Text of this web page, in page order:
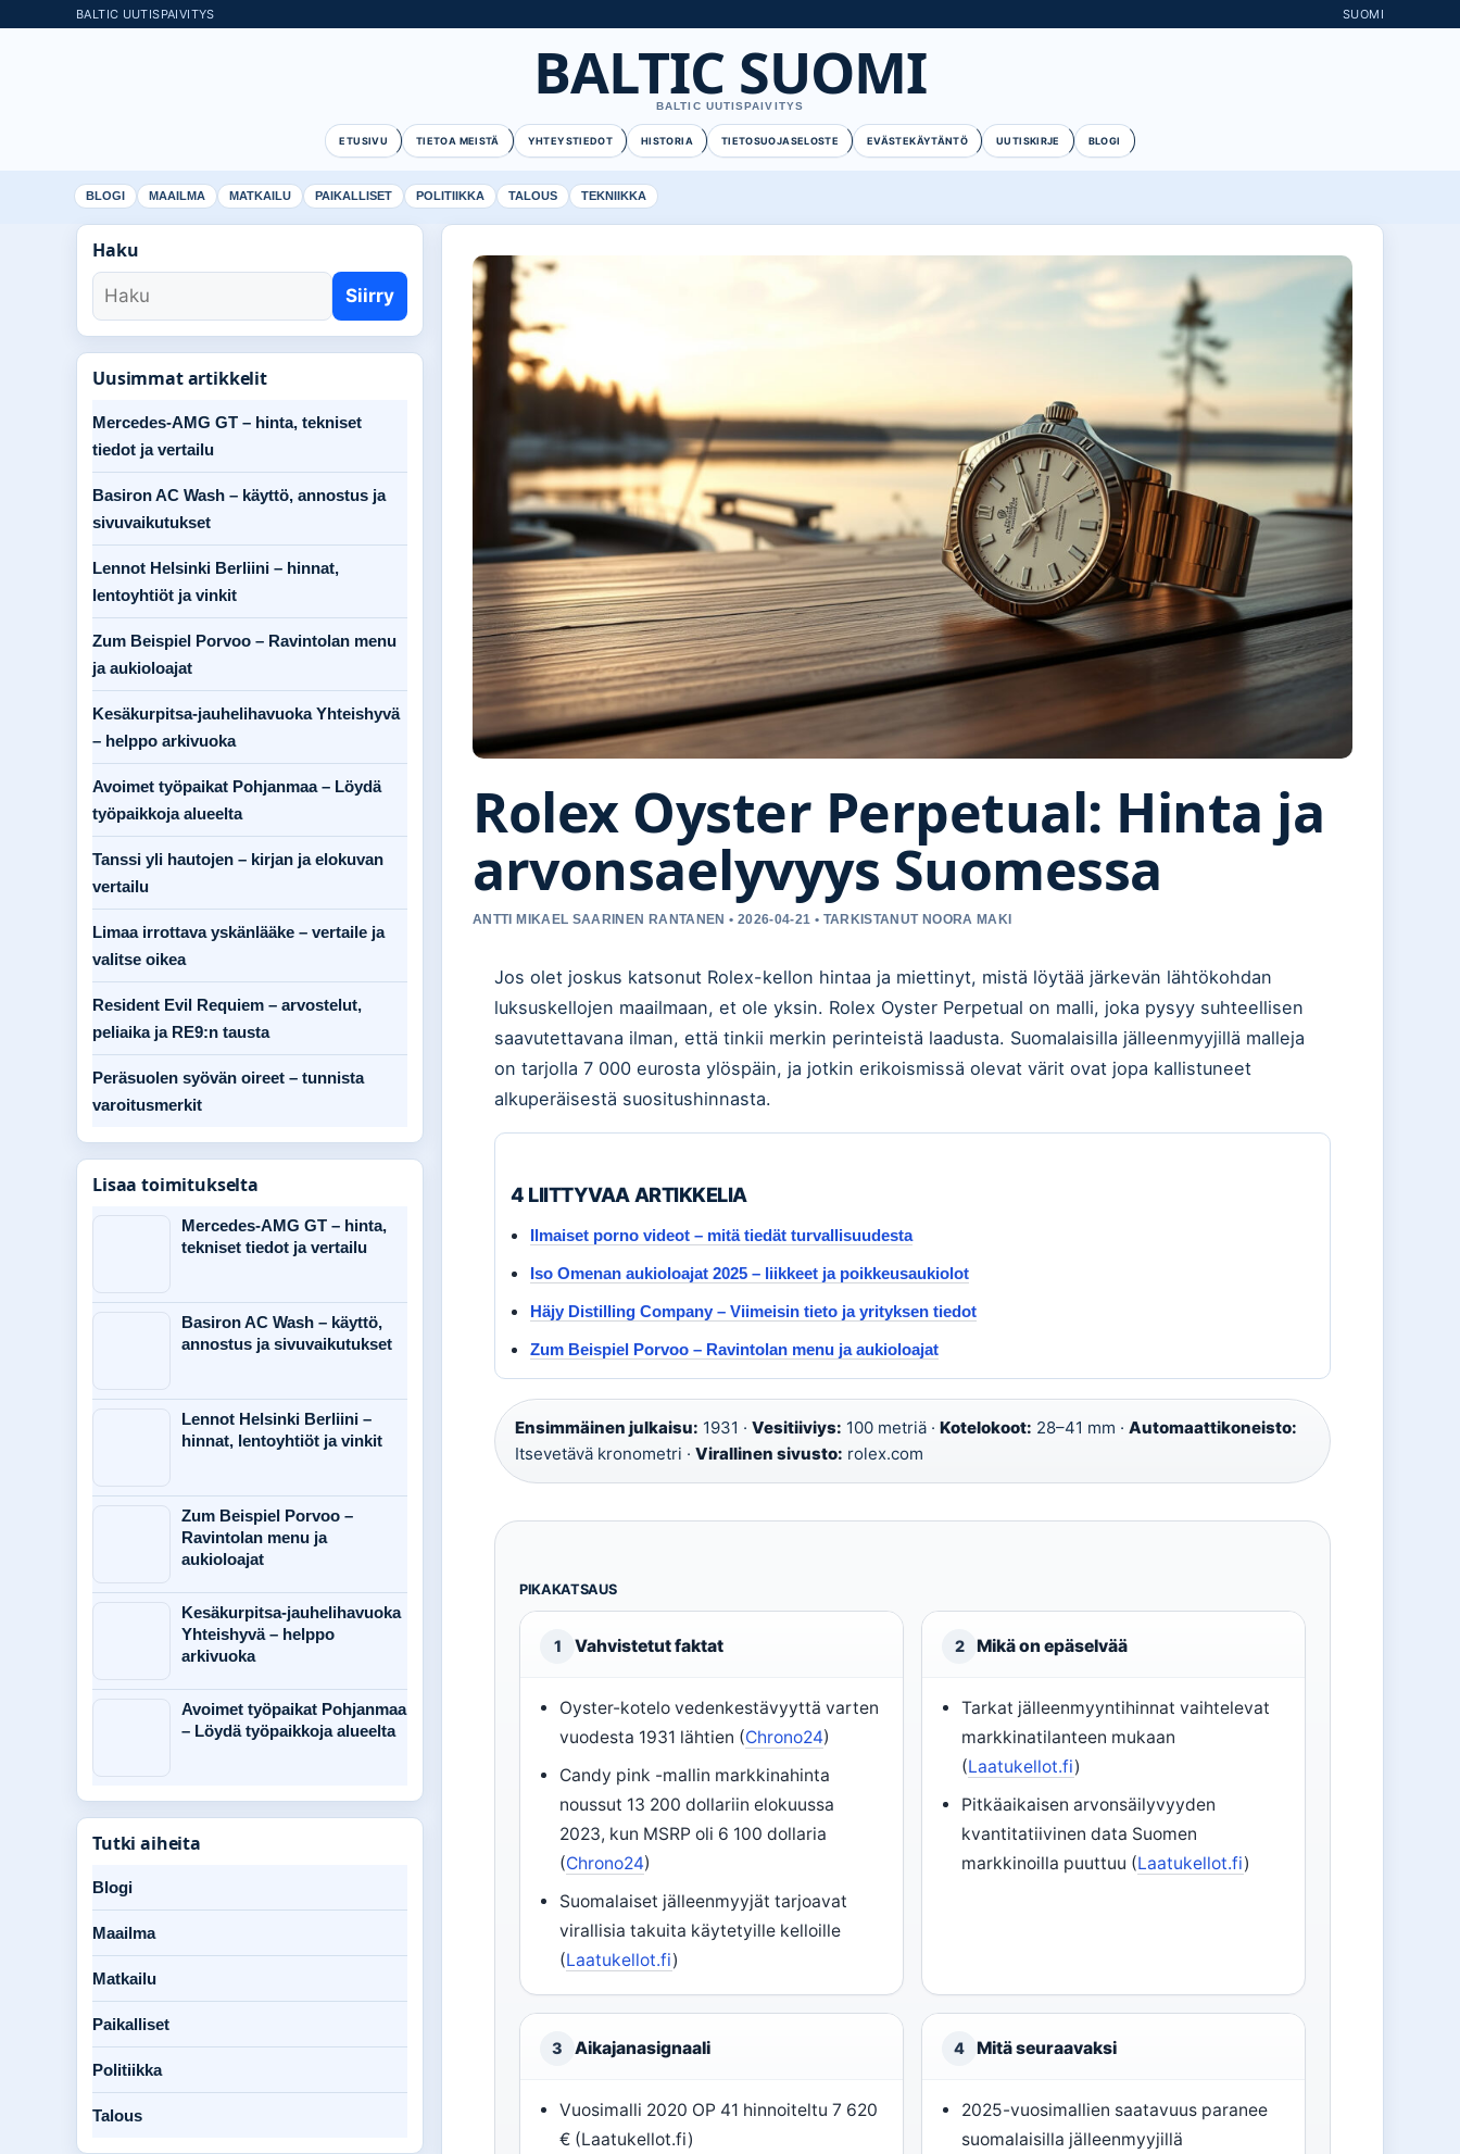
BALTIC UUTISPAIVITYS SUOMI
BALTIC SUOMI
BALTIC UUTISPAIVITYS
ETUSIVU TIETOA MEISTÄ YHTEYSTIEDOT HISTORIA TIETOSUOJASELOSTE EVÄSTEKÄYTÄNTÖ UUTISKIRJE BLOGI
BLOGI MAAILMA MATKAILU PAIKALLISET POLITIIKKA TALOUS TEKNIIKKA
Rolex Oyster Perpetual: Hinta ja
arvonsaelyvyys Suomessa
ANTTI MIKAEL SAARINEN RANTANEN • 2026-04-21 • TARKISTANUT NOORA MAKI
Jos olet joskus katsonut Rolex-kellon hintaa ja miettinyt, mistä löytää järkevän lähtökohdan
luksuskellojen maailmaan, et ole yksin. Rolex Oyster Perpetual on malli, joka pysyy suhteellisen
saavutettavana ilman, että tinkii merkin perinteistä laadusta. Suomalaisilla jälleenmyyjillä malleja
on tarjolla 7 000 eurosta ylöspäin, ja jotkin erikoismissä olevat värit ovat jopa kallistuneet
alkuperäisestä suositushinnasta.
4 LIITTYVAA ARTIKKELIA
Ilmaiset porno videot – mitä tiedät turvallisuudesta
Iso Omenan aukioloajat 2025 – liikkeet ja poikkeusaukiolot
Häjy Distilling Company – Viimeisin tieto ja yrityksen tiedot
Zum Beispiel Porvoo – Ravintolan menu ja aukioloajat
Ensimmäinen julkaisu: 1931 · Vesitiiviys: 100 metriä · Kotelokoot: 28–41 mm · Automaattikoneisto:
Itsevetävä kronometri · Virallinen sivusto: rolex.com
PIKAKATSAUS
1 Vahvistetut faktat
Oyster-kotelo vedenkestävyyttä varten
vuodesta 1931 lähtien (Chrono24)
Candy pink -mallin markkinahinta
noussut 13 200 dollariin elokuussa
2023, kun MSRP oli 6 100 dollaria
(Chrono24)
Suomalaiset jälleenmyyjät tarjoavat
virallisia takuita käytetyille kelloille
(Laatukellot.fi)
2 Mikä on epäselvää
Tarkat jälleenmyyntihinnat vaihtelevat
markkinatilanteen mukaan
(Laatukellot.fi)
Pitkäaikaisen arvonsäilyvyyden
kvantitatiivinen data Suomen
markkinoilla puuttuu (Laatukellot.fi)
3 Aikajanasignaali
Vuosimalli 2020 OP 41 hinnoiteltu 7 620
€ (Laatukellot.fi)
4 Mitä seuraavaksi
2025-vuosimallien saatavuus paranee
suomalaisilla jälleenmyyjillä
Haku
Siirry
Uusimmat artikkelit
Mercedes-AMG GT – hinta, tekniset
tiedot ja vertailu
Basiron AC Wash – käyttö, annostus ja
sivuvaikutukset
Lennot Helsinki Berliini – hinnat,
lentoyhtiöt ja vinkit
Zum Beispiel Porvoo – Ravintolan menu
ja aukioloajat
Kesäkurpitsa-jauhelihavuoka Yhteishyvä
– helppo arkivuoka
Avoimet työpaikat Pohjanmaa – Löydä
työpaikkoja alueelta
Tanssi yli hautojen – kirjan ja elokuvan
vertailu
Limaa irrottava yskänlääke – vertaile ja
valitse oikea
Resident Evil Requiem – arvostelut,
peliaika ja RE9:n tausta
Peräsuolen syövän oireet – tunnista
varoitusmerkit
Lisaa toimitukselta
Mercedes-AMG GT – hinta,
tekniset tiedot ja vertailu
Basiron AC Wash – käyttö,
annostus ja sivuvaikutukset
Lennot Helsinki Berliini –
hinnat, lentoyhtiöt ja vinkit
Zum Beispiel Porvoo –
Ravintolan menu ja
aukioloajat
Kesäkurpitsa-jauhelihavuoka
Yhteishyvä – helppo
arkivuoka
Avoimet työpaikat Pohjanmaa
– Löydä työpaikkoja alueelta
Tutki aiheita
Blogi
Maailma
Matkailu
Paikalliset
Politiikka
Talous